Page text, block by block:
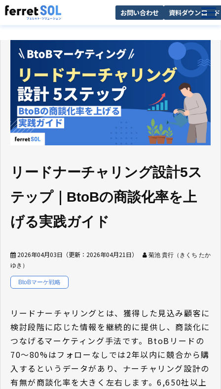
お問い合わせ 資料ダウンロード
サービス一覧
選ばれる理由
導入事例
お役立ち情報
リードナーチャリング設計5ス
テップ｜BtoBの商談化率を上
げる実践ガイド
2026年04月03日 （更新： 2026年04月21日）
菊池 貴行（きくち たか
ゆき）
BtoBマーケ戦略
リードナーチャリングとは、獲得した見込み顧客に
検討段階に応じた情報を継続的に提供し、商談化に
つなげるマーケティング手法です。BtoBリードの
70〜80%はフォローなしでは2年以内に競合から購
入するというデータがあり、ナーチャリング設計の
有無が商談化率を大きく左右します。6,650社以上